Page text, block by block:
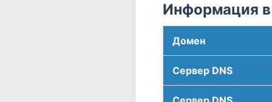
Информация в
Домен
Сервер DNS